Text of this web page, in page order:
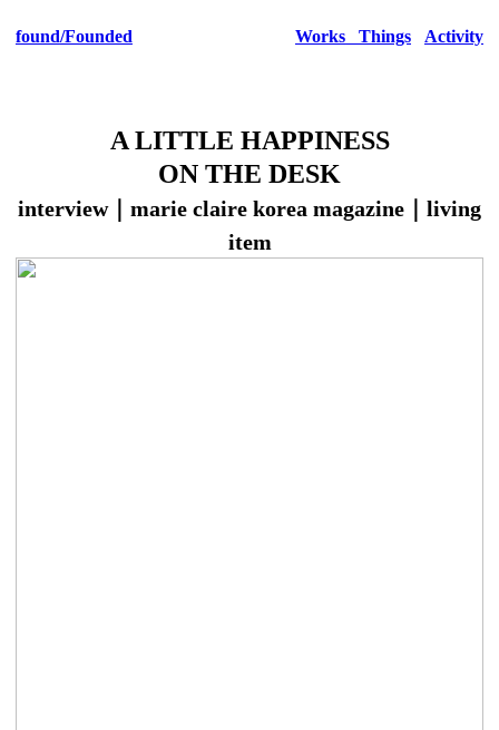
found/Founded Works Things Activity
A LITTLE HAPPINESS
ON THE DESK
interview｜marie claire korea magazine｜living
item